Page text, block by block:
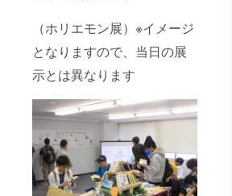
（ホリエモン展）※イメージ
となりますので、当日の展
示とは異なります